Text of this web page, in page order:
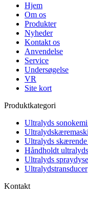
Hjem
Om os
Produkter
Nyheder
Kontakt os
Anvendelse
Service
Undersøgelse
VR
Site kort
Produktkategori
Ultralyds
Ultralyds
Håndholdt
Ultralyds spraydyse
Ultralydstransducer
Kontakt